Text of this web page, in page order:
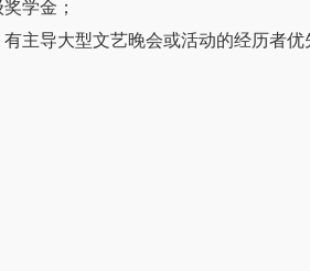
学金；
主导大型文艺晚会或活动的经历者优